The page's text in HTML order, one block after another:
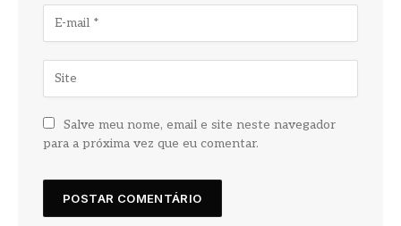
Salve meu nome, email e site neste navegador
para a próxima vez que eu comentar.